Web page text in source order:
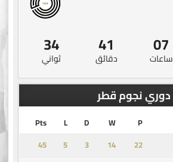
07
ساعات
41
دقائق
34
ثواني
دوري نجوم قطر
P
W
D
L
Pts
‏22
14
3
5
45